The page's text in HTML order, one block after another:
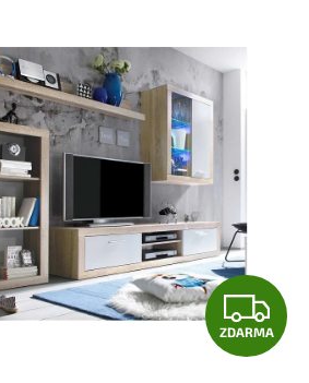
Z
D
ZDARMA